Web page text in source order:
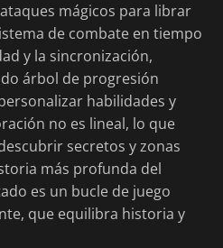
mágicos para librar
de combate en tiempo
y la sincronización,
árbol de progresión
habilidades y
no es lineal, lo que
secretos y zonas
más profunda del
es un bucle de juego
que equilibra historia y